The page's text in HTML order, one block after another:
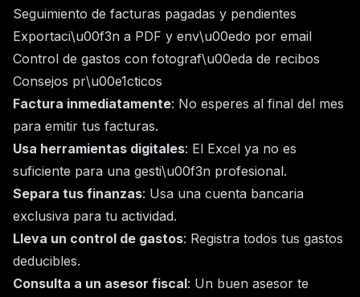
Seguimiento de facturas pagadas y pendientes
Exportaci\u00f3n a PDF y env\u00edo por email
Control de gastos con fotograf\u00eda de recibos
Consejos pr\u00e1cticos
Factura inmediatamente: No esperes al final del mes
para emitir tus facturas.
Usa herramientas digitales: El Excel ya no es
suficiente para una gesti\u00f3n profesional.
Separa tus finanzas: Usa una cuenta bancaria
exclusiva para tu actividad.
Lleva un control de gastos: Registra todos tus gastos
deducibles.
Consulta a un asesor fiscal: Un buen asesor te